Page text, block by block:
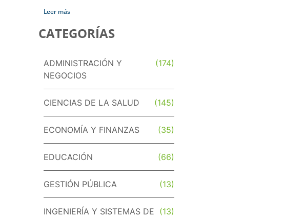
Leer más
CATEGORÍAS
ADMINISTRACIÓN Y
NEGOCIOS
(174)
CIENCIAS DE LA SALUD (145)
ECONOMÍA Y FINANZAS (35)
EDUCACIÓN (66)
GESTIÓN PÚBLICA (13)
INGENIERÍA Y SISTEMAS DE (13)